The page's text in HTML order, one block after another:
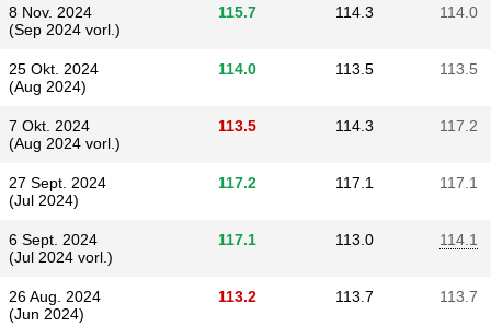
8 Nov. 2024
(Sep 2024 vorl.)
115.7 114.3 114.0
25 Okt. 2024
(Aug 2024)
114.0 113.5 113.5
7 Okt. 2024
(Aug 2024 vorl.)
113.5 114.3 117.2
27 Sept. 2024
(Jul 2024)
117.2 117.1 117.1
6 Sept. 2024
(Jul 2024 vorl.)
117.1 113.0 114.1
26 Aug. 2024
(Jun 2024)
113.2 113.7 113.7